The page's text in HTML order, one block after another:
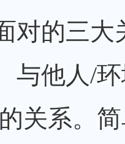
对的三大
与他人/
关系。